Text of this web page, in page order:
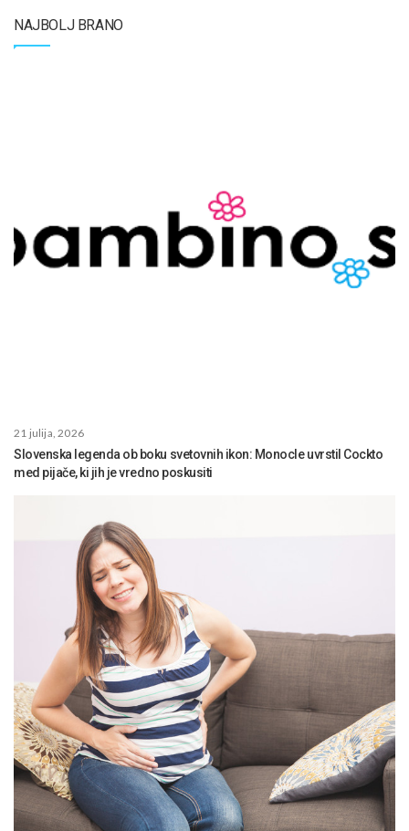
NAJBOLJ BRANO
21 julija, 2026
Slovenska legenda ob boku svetovnih ikon: Monocle uvrstil Cockto
med pijače, ki jih je vredno poskusiti